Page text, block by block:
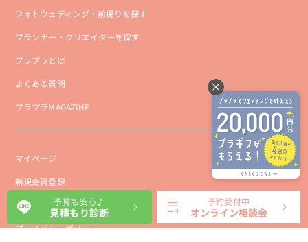
フォトウェディング・前撮りを探す
プランナー・クリエイターを探す
ブラプラとは
よくある質問
ブラプラMAGAZINE
マイページ
新規会員登録
会社概要
プライバシーポリシー
予算も安心♪
見積もり診断
予約受付中
オンライン相談会